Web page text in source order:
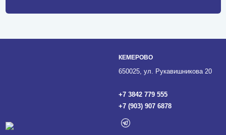
КЕМЕРОВО
650025, ул. Рукавишникова 20
+7 3842 779 555
+7 (903) 907 6878